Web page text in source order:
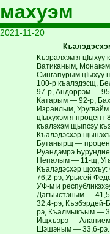
махуэм
2021-11-20
Къэралхэм я цIыхуу
Ватиканым,
Сингапурым цIыхуу
100-р къалэдэсщ,
97-р, Андоррэм —
Катарым — 92-р,
Израилым,
цIыхухэм я процент
къалэхэм щыпсэу
Къалэдэсхэр
Бутанырщ —
Руандэмрэ
Непалым — 11-щ,
Къалэдэсхэр
76,2-рэ, Урысей
УФ-м и
Дагъыстэным —
32,4-рэ,
рэ, Къалмыкъым —
Ищхъэрэ —
Шэшэным — 33,6-рэ.